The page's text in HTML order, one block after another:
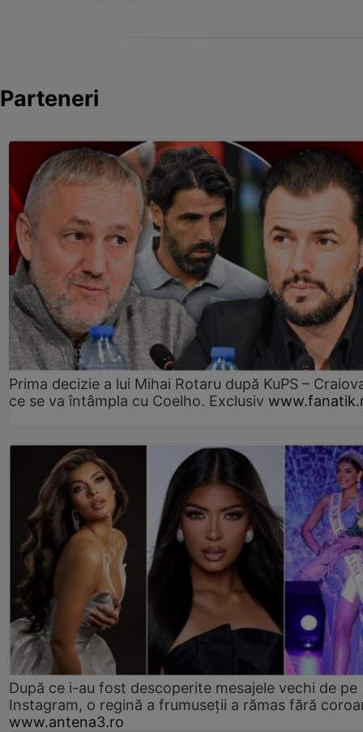
Parteneri
Prima decizie a lui Mihai Rotaru după KuPS –
ce se va întâmpla cu Coelho. Exclusiv
După ce i-au fost descoperite mesajele vechi de pe
Instagram, o regină a frumuseții a rămas fără
www.antena3.ro